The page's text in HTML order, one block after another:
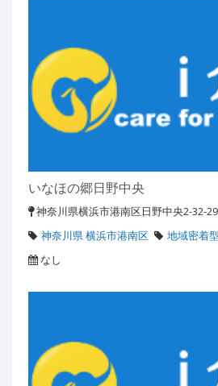
いなほの郷日野中央
神奈川県横浜市港南区日野中央2-32-
神奈川県 横浜市港南区
地域密着
なし